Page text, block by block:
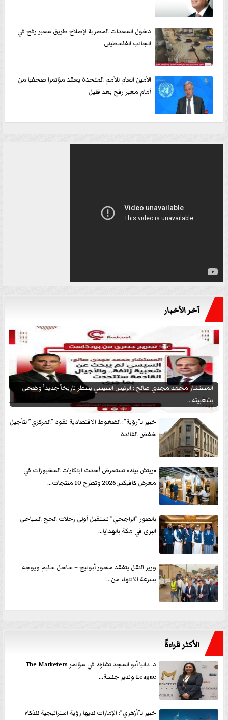
دخول المعدات المصرية لإصلاح طريق معبر رفح في
الجانب الفلسطينى
الأمين العام للأمم المتحدة يعقد مؤتمرا صحفيا من
أمام معبر رفح بعد قليل
آخر الأخبار
المستشار محمد مجدي صالح : الرئيس السيسي يسطر تاريخاً جديداً وضحى
بشعبيته...
خبير لـ”رؤية”: الضغوط الاقتصادية تقود ”المركزي” لتأجيل
خفض الفائدة
«ريتش بيك» تستعرض أحدث ابتكارات المخبوزات في
معرض كافيكس2026 وتطرح 10 منتجات...
بالصور ”الراجحي” تستقبل أولى رحلات الحج السياحى
البرى في مكة بالهدايا...
وزير النقل يتفقد محور أبوتيج – ساحل سليم ويوجه
بسرعة الانتهاء من...
الأكثر قراءةً
د. داليا أبو المجد تشارك في مؤتمر The Marketers
League وتدير جلسة...
خبير لـ”أزهري”: الإمارات لديها رؤية استراتيجية للذكاء